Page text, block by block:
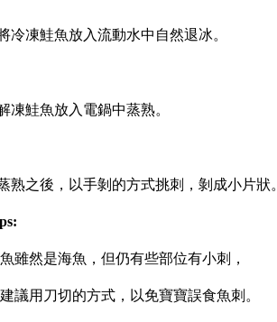
冷凍鮭魚放入流動水中自然退冰。
凍鮭魚放入電鍋中蒸熟。
熟之後，以手剝的方式挑刺，剝成小片狀
雖然是海魚，但仍有些部位有小刺，
議用刀切的方式，以免寶寶誤食魚刺。